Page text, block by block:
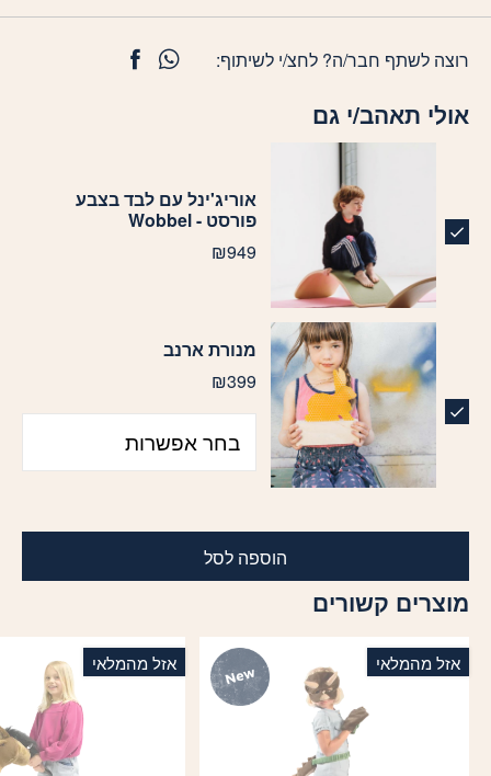
אולי תאהב/י גם
אוריג'ינל עם לבד בצבע
פורסט - Wobbel
₪949
מנורת ארנב
₪399
הוספה לסל
רוצה לשתף חבר/ה? לחצ/י לשיתוף:
מוצרים קשורים
אזל מהמלאי אזל מהמלאי